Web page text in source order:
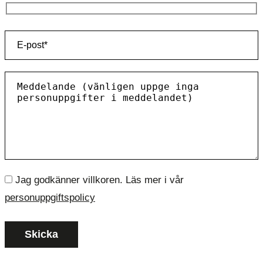
Jag godkänner villkoren. Läs mer i vår
personuppgiftspolicy